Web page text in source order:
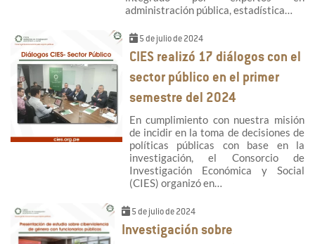
administración pública, estadística…
5 de julio de 2024
CIES realizó 17 diálogos con el
sector público en el primer
semestre del 2024
En cumplimiento con nuestra misión
de incidir en la toma de decisiones de
políticas públicas con base en la
investigación, el Consorcio de
Investigación Económica y Social
(CIES) organizó en…
5 de julio de 2024
Investigación sobre